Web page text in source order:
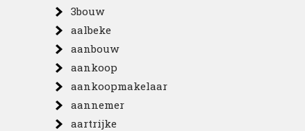
3bouw
aalbeke
aanbouw
aankoop
aankoopmakelaar
aannemer
aartrijke